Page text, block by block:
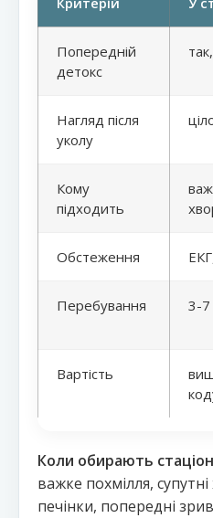
Критерій У
Попередній
детокс
Нагляд після
уколу
Кому
підходить
Обстеження
Перебування 3-7
Вартість
Коли обирають
важке похмілля,
печінки, попередні